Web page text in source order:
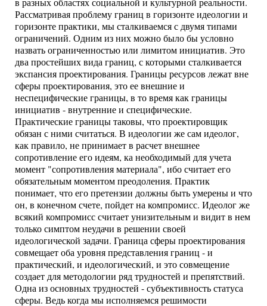
Рассматривая проблему границ в горизонте идеологии и
горизонте практики, мы сталкиваемся с двумя типами
ограничений. Одним из них можно было бы условно
назвать ограниченностью или лимитом инициатив. Это
два простейших вида границ, с которыми сталкивается
экспансия проектирования. Границы ресурсов лежат вне
сферы проектирования, это ее внешние и
неспецифические границы, в то время как границы
инициатив - внутренние и специфические.
Практические границы таковы, что проектировщик
обязан с ними считаться. В идеологии же сам идеолог,
как правило, не принимает в расчет внешнее
сопротивление его идеям, ка необходимый для учета
момент "сопротивления материала", ибо считает его
обязательным моментом преодоления. Практик
понимает, что его претензии должны быть умерены и что
он, в конечном счете, пойдет на компромисс. Идеолог же
всякий компромисс считает унизительным и видит в нем
только симптом неудачи в решении своей
идеологической задачи. Граница сферы проектирования
совмещает оба уровня представления границ - и
практический, и идеологический, и это совмещение
создает для методологии ряд трудностей и препятствий.
Одна из основных трудностей - субъективность статуса
сферы. Ведь когда мы исполняемся решимости